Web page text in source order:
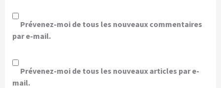
Prévenez-moi de tous les nouveaux commentaires
par e-mail.
Prévenez-moi de tous les nouveaux articles par e-
mail.